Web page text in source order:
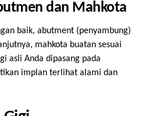
dan Mahkota
baik, abutment (penyambung)
mahkota buatan sesuai
asli Anda dipasang pada
implan terlihat alami dan